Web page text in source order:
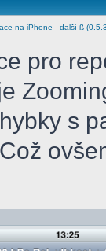
na iPhone - další ß
pro
s